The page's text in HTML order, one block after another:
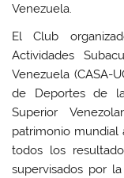
Venezuela.
El Club
Actividades
Venezuela (CASA-
de Deportes de
Superior
patrimonio mundial
todos los
supervisados por